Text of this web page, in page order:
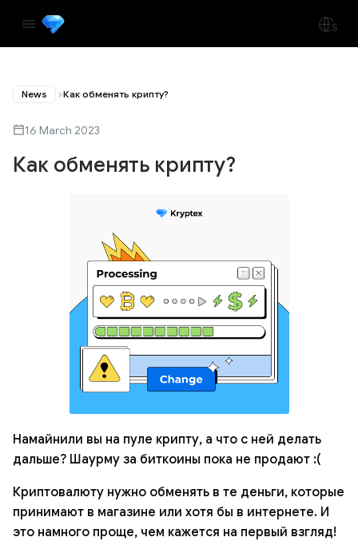
News Как обменять крипту?
16 March 2023
Как обменять крипту?
Намайнили вы на пуле крипту, а что с ней делать
дальше? Шаурму за биткоины пока не продают :(
Криптовалюту нужно обменять в те деньги, которые
принимают в магазине или хотя бы в интернете. И
это намного проще, чем кажется на первый взгляд!